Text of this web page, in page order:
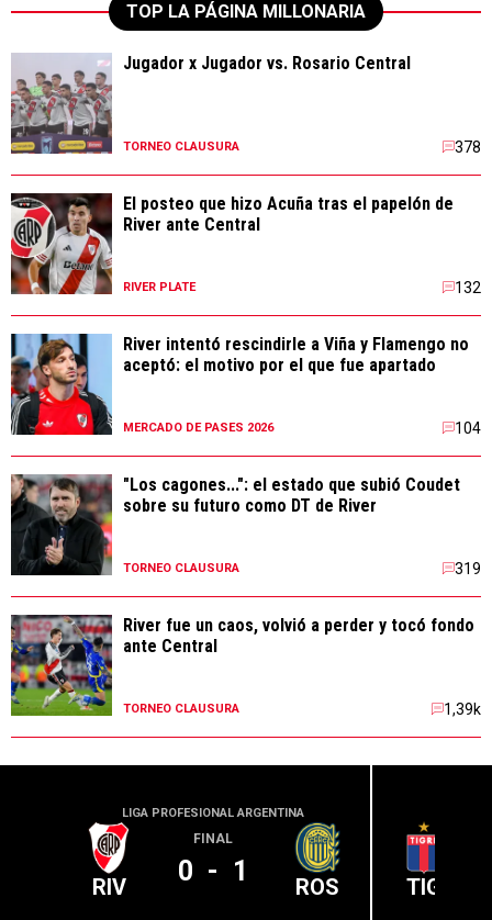
TOP LA PÁGINA MILLONARIA
Jugador x Jugador vs. Rosario Central
TORNEO CLAUSURA 378
El posteo que hizo Acuña tras el papelón de
River ante Central
RIVER PLATE 132
River intentó rescindirle a Viña y Flamengo no
aceptó: el motivo por el que fue apartado
MERCADO DE PASES 2026 104
"Los cagones...": el estado que subió Coudet
sobre su futuro como DT de River
TORNEO CLAUSURA 319
River fue un caos, volvió a perder y tocó fondo
ante Central
TORNEO CLAUSURA 1,39k
LIGA PROFESIONAL ARGENTINA
RIV
FINAL
0 - 1 ROS TIG